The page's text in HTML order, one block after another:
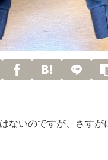
ないのですが、さすが